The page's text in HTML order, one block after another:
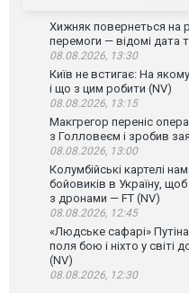
Хижняк повернеться на
перемоги — відомі дата
08.08.2026, 13:30
Київ не встигає: На
і що з цим робити (NV)
08.08.2026, 13:15
Макгрегор переніс
з Голловеєм і зробив
08.08.2026, 13:00
Колумбійські картелі
бойовиків в Україну,
з дронами — FT (NV)
08.08.2026, 12:45
«Людське сафарі»
поля бою і ніхто у світі
(NV)
08.08.2026, 12:30